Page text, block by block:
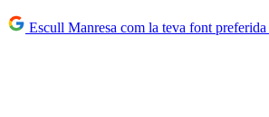
Escull Manresa com la teva font